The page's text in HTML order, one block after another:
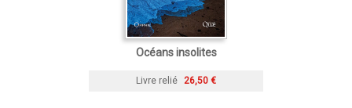
Océans insolites
Livre relié 26,50 €